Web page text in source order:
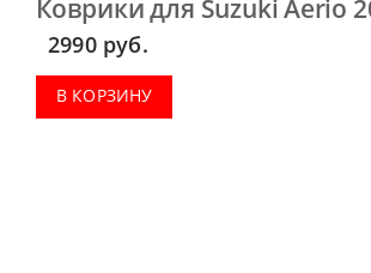
Коврики для Suzuki Aerio
2990 руб.
В КОРЗИНУ